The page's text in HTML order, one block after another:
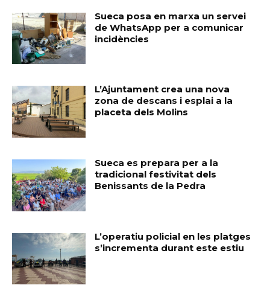
Sueca posa en marxa un servei
de WhatsApp per a comunicar
incidències
L’Ajuntament crea una nova
zona de descans i esplai a la
placeta dels Molins
Sueca es prepara per a la
tradicional festivitat dels
Benissants de la Pedra
L’operatiu policial en les platges
s’incrementa durant este estiu